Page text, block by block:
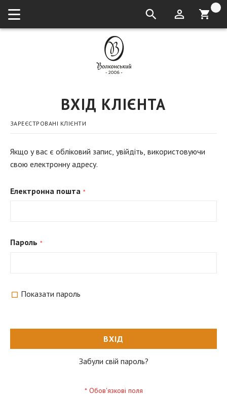
кошик:
ВХІД КЛІЄНТА
ЗАРЕЄСТРОВАНІ КЛІЄНТИ
Якщо у вас є обліковий запис, увійдіть, використовуючи
свою електронну адресу.
Електронна пошта
Пароль
Показати пароль
ВХІД
Забули свій пароль?